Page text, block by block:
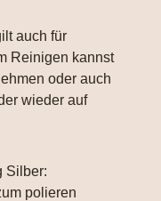
auch für
Reinigen kannst
oder auch
wieder auf
Silber:
polieren